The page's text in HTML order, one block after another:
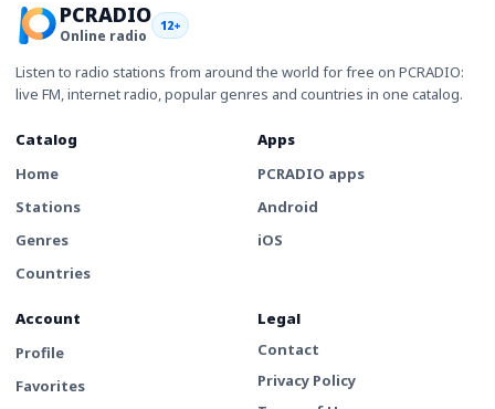
PCRADIO
Online radio
12+
Listen to radio stations from around the world for free on PCRADIO:
live FM, internet radio, popular genres and countries in one catalog.
Catalog
Home
Stations
Genres
Countries
Apps
PCRADIO apps
Android
iOS
Account
Profile
Favorites
Legal
Contact
Privacy Policy